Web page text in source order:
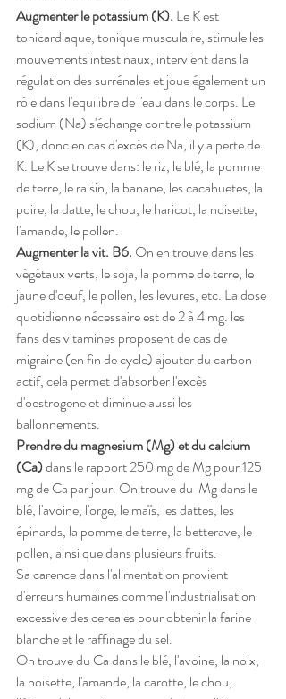
Augmenter le potassium (K). Le K est
tonicardiaque, tonique musculaire, stimule les
mouvements intestinaux, intervient dans la
régulation des surrénales et joue également un
rôle dans l'equilibre de l'eau dans le corps. Le
sodium (Na) s'échange contre le potassium
(K), donc en cas d'excès de Na, il y a perte de
K. Le K se trouve dans: le riz, le blé, la pomme
de terre, le raisin, la banane, les cacahuetes, la
poire, la datte, le chou, le haricot, la noisette,
l'amande, le pollen.
Augmenter la vit. B6. On en trouve dans les
végétaux verts, le soja, la pomme de terre, le
jaune d'oeuf, le pollen, les levures, etc. La dose
quotidienne nécessaire est de 2 à 4 mg. les
fans des vitamines proposent de cas de
migraine (en fin de cycle) ajouter du carbon
actif, cela permet d'absorber l'excès
d'oestrogene et diminue aussi les
ballonnements.
Prendre du magnesium (Mg) et du calcium
(Ca) dansle rapport 250 mg de Mg pour 125
mg de Ca par jour. On trouve du  Mg dans le
blé, l'avoine, l'orge, le maïs, les dattes, les
épinards, la pomme de terre, la betterave, le
pollen, ainsi que dans plusieurs fruits.
Sa carence dans l'alimentation provient
d'erreurs humaines comme l'industrialisation
excessive des cereales pour obtenir la farine
blanche et le raffinage du sel.
On trouve du Ca dans le blé, l'avoine, la noix,
la noisette, l'amande, la carotte, le chou,